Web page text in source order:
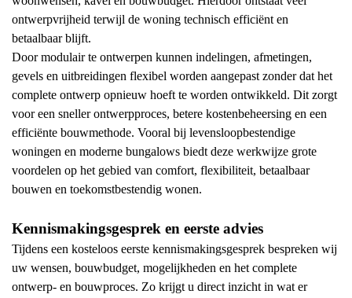
ontwerpvrijheid terwijl de woning technisch efficiënt en
betaalbaar blijft.
Door modulair te ontwerpen kunnen indelingen, afmetingen,
gevels en uitbreidingen flexibel worden aangepast zonder dat het
complete ontwerp opnieuw hoeft te worden ontwikkeld. Dit zorgt
voor een sneller ontwerpproces, betere kostenbeheersing en een
efficiënte bouwmethode. Vooral bij levensloopbestendige
woningen en moderne bungalows biedt deze werkwijze grote
voordelen op het gebied van comfort, flexibiliteit, betaalbaar
bouwen en toekomstbestendig wonen.
Kennismakingsgesprek en eerste advies
Tijdens een kosteloos eerste kennismakingsgesprek bespreken wij
uw wensen, bouwbudget, mogelijkheden en het complete
ontwerp- en bouwproces. Zo krijgt u direct inzicht in wat er